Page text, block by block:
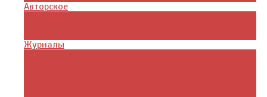
Авторское
Журналы